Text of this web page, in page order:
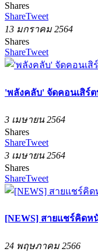
Shares
ShareTweet
13 มกราคม 2564
Shares
ShareTweet
'พลังคลับ' จัดคอนเสิร์ต
3 เมษายน 2564
Shares
ShareTweet
3 เมษายน 2564
Shares
ShareTweet
[NEWS] สายแชร์คิดห
24 พฤษภาคม 2566